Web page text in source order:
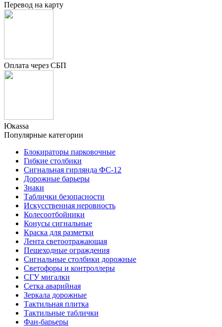
Перевод на карту
Оплата через СБП
Юкаssа
Популярные категории
Блокираторы парковочные
Гибкие столбики
Сигнальная гирлянда ФС-12
Дорожные барьеры
Знаки
Таблички безопасности
Искусственная неровность
Колесоотбойники
Конусы сигнальные
Краска для разметки
Лента светоотражающая
Пешеходные ограждения
Сигнальные столбики дорожные
Светофоры и контроллеры
СГУ мигалки
Cетка аварийная
Зеркала дорожные
Тактильная плитка
Тактильные таблички
Фан-барьеры